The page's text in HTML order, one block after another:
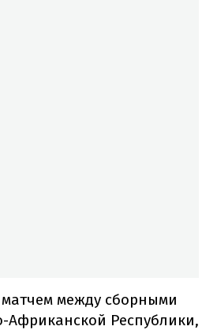
матчем между сборными
Республики,